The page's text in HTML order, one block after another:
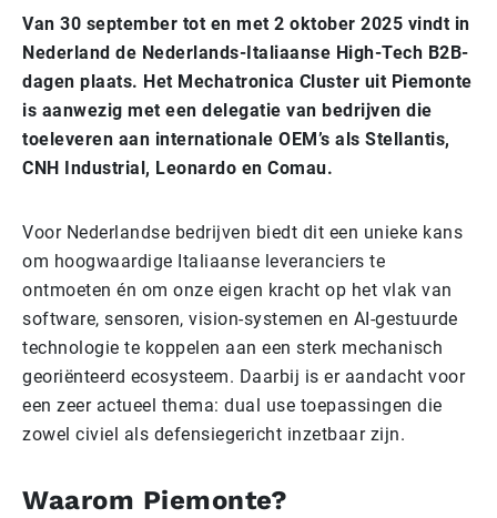
Van 30 september tot en met 2 oktober 2025 vindt in
Nederland de Nederlands-Italiaanse High-Tech B2B-
dagen plaats. Het Mechatronica Cluster uit Piemonte
is aanwezig met een delegatie van bedrijven die
toeleveren aan internationale OEM’s als Stellantis,
CNH Industrial, Leonardo en Comau.
Voor Nederlandse bedrijven biedt dit een unieke kans
om hoogwaardige Italiaanse leveranciers te
ontmoeten én om onze eigen kracht op het vlak van
software, sensoren, vision-systemen en AI-gestuurde
technologie te koppelen aan een sterk mechanisch
georiënteerd ecosysteem. Daarbij is er aandacht voor
een zeer actueel thema: dual use toepassingen die
zowel civiel als defensiegericht inzetbaar zijn.
Waarom Piemonte?